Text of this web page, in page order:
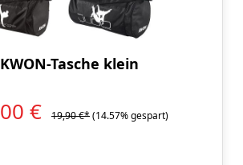
KWON-Tasche klein
€ 19,90 €*(14.57% gespart)